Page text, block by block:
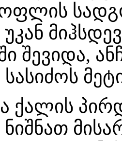
უკან
შევიდა,
ქალის
ნიშნათ